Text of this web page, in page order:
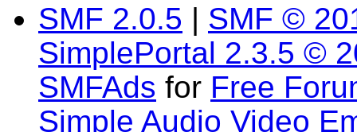
SMF 2.0.5 | SMF ©
SimplePortal 2.3.5 ©
SMFAds for Free
Simple Audio Video